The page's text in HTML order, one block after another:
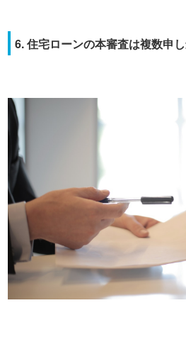
6. 住宅ローンの本審査は複数申